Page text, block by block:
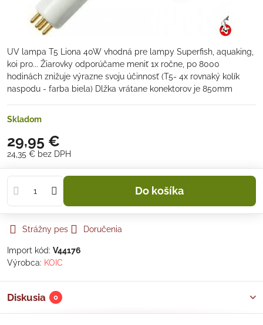
UV lampa T5 Liona 40W vhodná pre lampy Superfish, aquaking,
koi pro... Žiarovky odporúčame meniť 1x ročne, po 8000
hodinách znižuje výrazne svoju účinnosť (T5- 4x rovnaký kolík
naspodu - farba biela) Dlžka vrátane konektorov je 850mm
Skladom
29,95 €
24,35 € bez DPH
Do košíka
Strážny pes Doručenia
Import kód: V44176
Výrobca: KOIC
Diskusia 0